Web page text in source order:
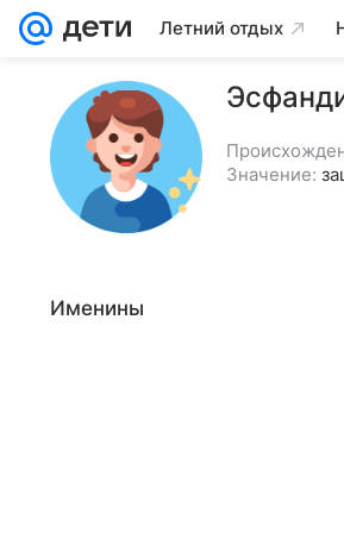
Летний отдых
Значение:
Именины